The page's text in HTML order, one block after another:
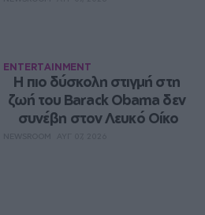
ENTERTAINMENT
Η πιο δύσκολη στιγμή στη
ζωή του Barack Obama δεν
συνέβη στον Λευκό Οίκο